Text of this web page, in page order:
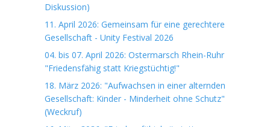
Diskussion)
11. April 2026: Gemeinsam für eine gerechtere
Gesellschaft - Unity Festival 2026
04. bis 07. April 2026: Ostermarsch Rhein-Ruhr
"Friedensfähig statt Kriegstüchtig!"
18. März 2026: "Aufwachsen in einer alternden
Gesellschaft: Kinder - Minderheit ohne Schutz"
(Weckruf)